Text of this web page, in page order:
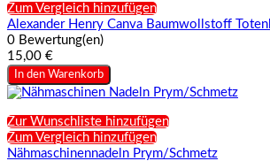
Zum Vergleich hinzufügen
Alexander Henry Canva Baumwollstoff
0 Bewertung(en)
15,00 €
In den Warenkorb
Zur Wunschliste hinzufügen
Zum Vergleich hinzufügen
Nähmaschinennadeln Prym/Schmetz